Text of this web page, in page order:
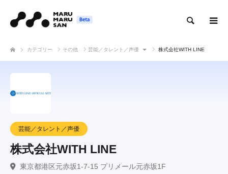
カテゴリー その他 芸能／タレント／声優 株式会社WITH LINE
芸能／タレント／声優
株式会社WITH LINE
東京都港区元赤坂1-7-15 プリメール元赤坂1F